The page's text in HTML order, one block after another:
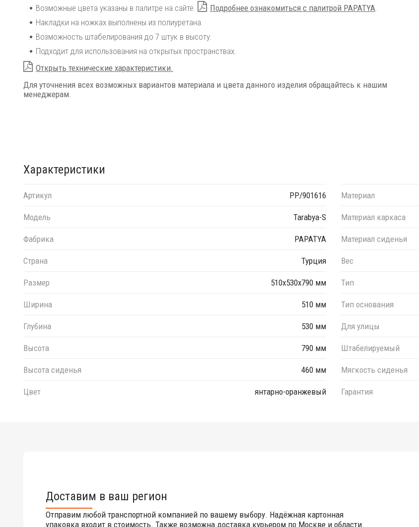
Возможные цвета указаны в палитре на сайте.
Подробнее ознакомиться с палитрой PAPATYA.
Накладки на ножках выполнены из полиуретана.
Возможность штабелирования до 7 штук в высоту.
Подходит для использования на открытых пространствах.
Открыть технические характеристики.
Для уточнения всех возможных вариантов материала и цвета данного изделия обращайтесь к нашим
менеджерам.
Характеристики
Артикул PP/901616
Модель Tarabya-S
Фабрика PAPATYA
Страна Турция
Размер 510х530х790 мм
Ширина 510 мм
Глубина 530 мм
Высота 790 мм
Высота сиденья 460 мм
Цвет янтарно-оранжевый
Материал
Материал каркаса
Материал сиденья
Вес
Тип
Тип основания
Для улицы
Штабелируемый
Мягкость сиденья
Гарантия
Доставим в ваш регион
Отправим любой транспортной компанией по вашему выбору. Надёжная картонная
упаковка входит в стоимость. Также возможна доставка курьером по Москве и области.